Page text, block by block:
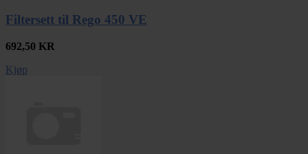
Filtersett til Rego 450 VE
692,50 KR
Kjøp